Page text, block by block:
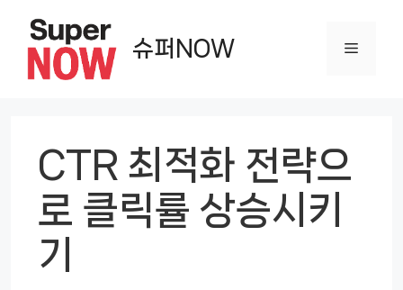
슈퍼NOW 메
CTR 최적화 전략으
로 클릭률 상승시키
기